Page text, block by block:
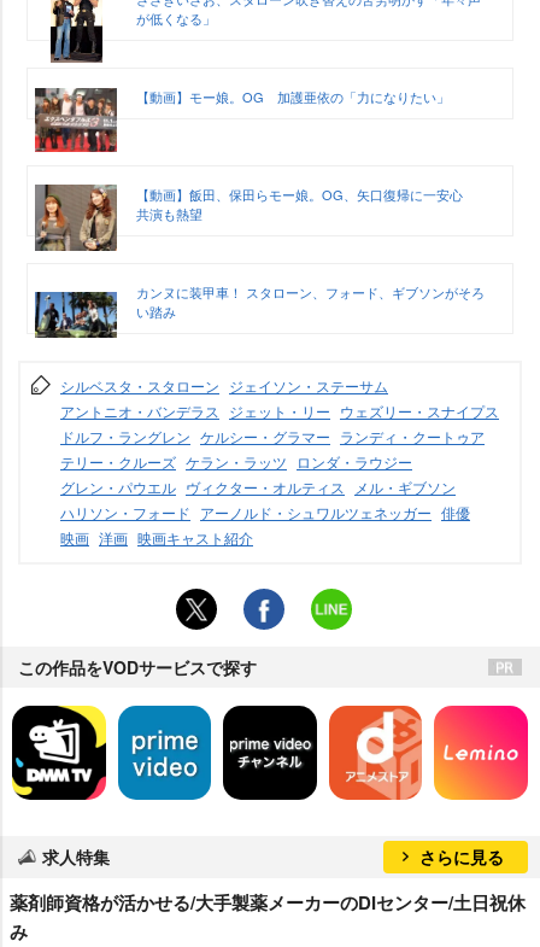
が低くなる」
【動画】モー娘。OG 加護亜依の「力になりたい」
【動画】飯田、保田らモー娘。OG、矢口復帰に一安心
共演も熱望
カンヌに装甲車！ スタローン、フォード、ギブソンがそろ
い踏み
シルベスタ・スタローン ジェイソン・ステーサム
アントニオ・バンデラス ジェット・リー ウェズリー・スナイプス
ドルフ・ラングレン ケルシー・グラマー ランディ・クートゥア
テリー・クルーズ ケラン・ラッツ
ロンダ・ラウジー
グレン・パウエル ヴィクター・オルティス
メル・ギブソン
ハリソン・フォード アーノルド・シュワルツェネッガー 俳優
映画 洋画 映画キャスト紹介
この作品をVODサービスで探す
求人特集 さらに見る
薬剤師資格が活かせる/大手製薬メーカーのDIセンター/土日祝休
み